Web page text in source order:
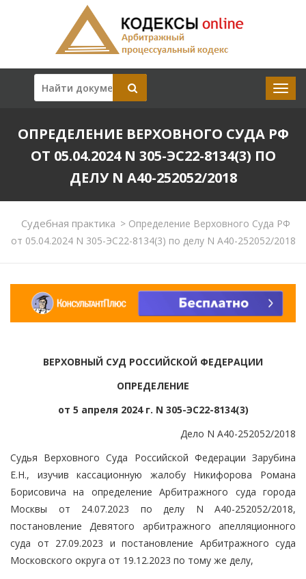
ОПРЕДЕЛЕНИЕ ВЕРХОВНОГО СУДА РФ
ОТ 05.04.2024 N 305-ЭС22-8134(3) ПО
ДЕЛУ N А40-252052/2018
Судебная практика >Определение Верховного Суда РФ
от 05.04.2024 N 305-ЭС22-8134(3) по делу N А40-252052/2018
ВЕРХОВНЫЙ СУД РОССИЙСКОЙ ФЕДЕРАЦИИ
ОПРЕДЕЛЕНИЕ
от 5 апреля 2024 г. N 305-ЭС22-8134(3)
Дело N А40-252052/2018
Судья Верховного Суда Российской Федерации Зарубина
Е.Н., изучив кассационную жалобу Никифорова Романа
Борисовича на определение Арбитражного суда города
Москвы от 24.07.2023 по делу N А40-252052/2018,
постановление Девятого арбитражного апелляционного
суда от 27.09.2023 и постановление Арбитражного суда
Московского округа от 19.12.2023 по тому же делу,